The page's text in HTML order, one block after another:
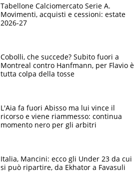
Tabellone Calciomercato Serie A.
Movimenti, acquisti e cessioni: estate
2026-27
Cobolli, che succede? Subito fuori a
Montreal contro Hanfmann, per Flavio è
tutta colpa della tosse
L'Aia fa fuori Abisso ma lui vince il
ricorso e viene riammesso: continua
momento nero per gli arbitri
Italia, Mancini: ecco gli Under 23 da cui
si può ripartire, da Ekhator a Favasuli